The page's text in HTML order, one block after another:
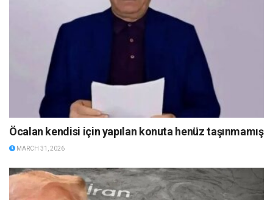
Öcalan kendisi için yapılan konuta henüz taşınmamış
MARCH 31, 2026